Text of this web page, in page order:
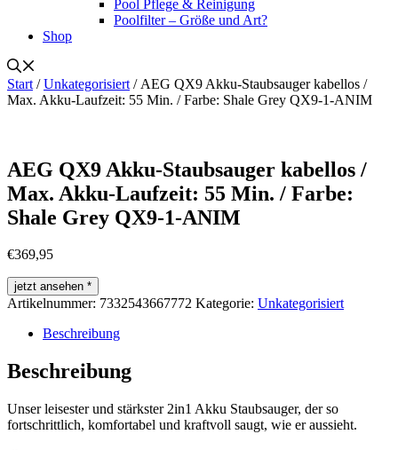
Pool Pflege & Reinigung
Poolfilter – Größe und Art?
Shop
Start /Unkategorisiert / AEG QX9 Akku-Staubsauger kabellos /
Max. Akku-Laufzeit: 55 Min. / Farbe: Shale Grey QX9-1-ANIM
AEG QX9 Akku-Staubsauger kabellos /
Max. Akku-Laufzeit: 55 Min. / Farbe:
Shale Grey QX9-1-ANIM
€369,95
jetzt ansehen *
Artikelnummer: 7332543667772 Kategorie: Unkategorisiert
Beschreibung
Beschreibung
Unser leisester und stärkster 2in1 Akku Staubsauger, der so
fortschrittlich, komfortabel und kraftvoll saugt, wie er aussieht.